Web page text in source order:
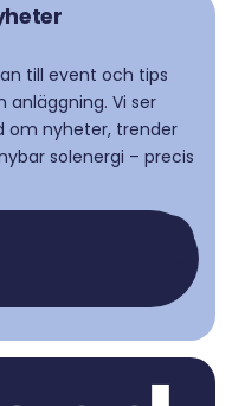
till event och tips
Vi ser
om nyheter, trender
solenergi – precis